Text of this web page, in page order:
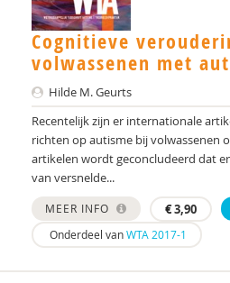
Dieter Baeyens
Jacqueline Bailly
Theo Bakker
Anneloes Bal
Stella Balci
Simon Baron-Cohen
Arnold A.J. Bartels
AMC/de Bascule
Cognitieve
volwassenen met
Hilde M. Geurts
Recentelijk zijn er internationale
richten op autisme bij volwassenen
artikelen wordt geconcludeerd dat
van versnelde...
MEER INFO €3,90
Onderdeel vanWTA 2017-1